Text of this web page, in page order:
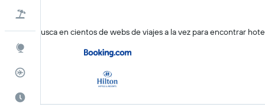
KAYAK busca en cientos de webs de viajes a la vez para encontrar